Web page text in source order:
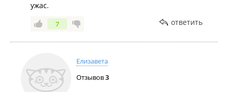
ужас.
7 ответить
Елизавета
Отзывов3